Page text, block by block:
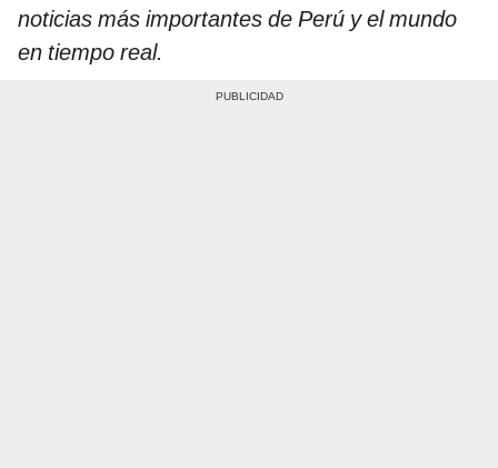
noticias más importantes de Perú y el mundo
en tiempo real.